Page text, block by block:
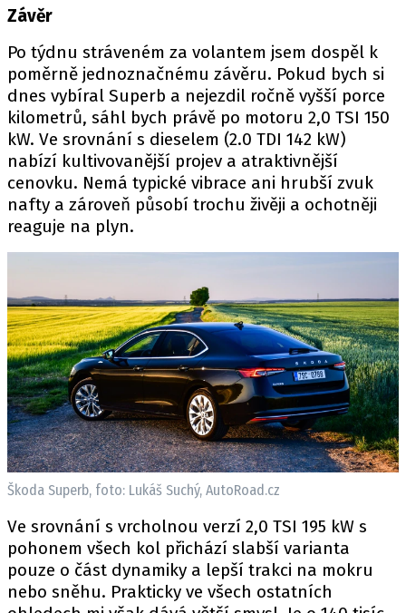
Závěr
Po týdnu stráveném za volantem jsem dospěl k
poměrně jednoznačnému závěru. Pokud bych si
dnes vybíral Superb a nejezdil ročně vyšší porce
kilometrů, sáhl bych právě po motoru 2,0 TSI 150
kW. Ve srovnání s dieselem (2.0 TDI 142 kW)
nabízí kultivovanější projev a atraktivnější
cenovku. Nemá typické vibrace ani hrubší zvuk
nafty a zároveň působí trochu živěji a ochotněji
reaguje na plyn.
Škoda Superb, foto: Lukáš Suchý, AutoRoad.cz
Ve srovnání s vrcholnou verzí 2,0 TSI 195 kW s
pohonem všech kol přichází slabší varianta
pouze o část dynamiky a lepší trakci na mokru
nebo sněhu. Prakticky ve všech ostatních